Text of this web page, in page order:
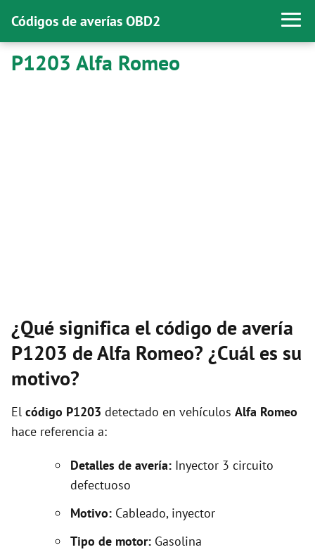
Códigos de averías OBD2
P1203 Alfa Romeo
¿Qué significa el código de avería
P1203 de Alfa Romeo? ¿Cuál es su
motivo?
El código P1203 detectado en vehículos Alfa Romeo
hace referencia a:
Detalles de avería: Inyector 3 circuito
defectuoso
Motivo: Cableado, inyector
Tipo de motor: Gasolina